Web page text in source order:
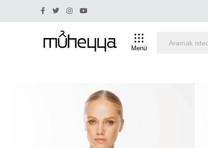
indirim olan ürünlerde iade ve değişim yapılmamaktadır.
Menü